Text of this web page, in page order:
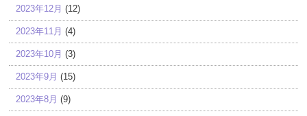
2023年12月 (12)
2023年11月 (4)
2023年10月 (3)
2023年9月 (15)
2023年8月 (9)